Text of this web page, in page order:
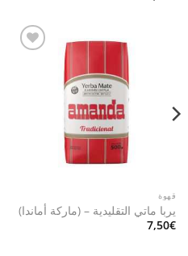
قهوة
يربا ماتي التقليدية – (ماركة أماندا)
7,50€